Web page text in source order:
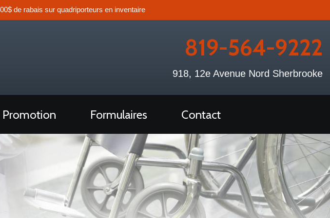
de rabais sur quadriporteurs en inventaire
819-564-9222
918, 12e Avenue Nord Sherbrooke
Promotion Formulaires Contact